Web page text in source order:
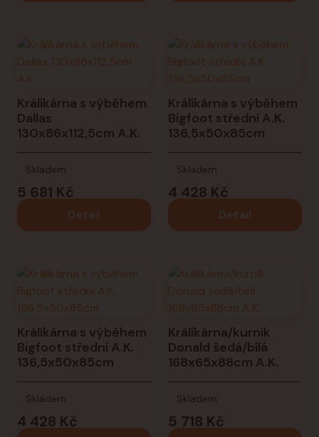
Králíkárna s výběhem
Dallas
130x86x112,5cm A.K.
5 681 Kč
Skladem
Detail
Králíkárna s výběhem
Bigfoot střední A.K.
136,5x50x85cm
4 428 Kč
Skladem
Detail
Králíkárna s výběhem
Bigfoot střední A.K.
136,5x50x85cm
4 428 Kč
Skladem
Králíkárna/kurník
Donald šedá/bílá
168x65x88cm A.K.
5 718 Kč
Skladem